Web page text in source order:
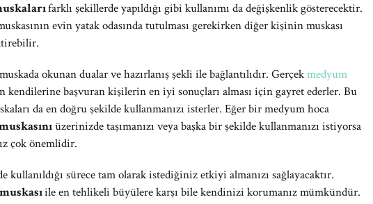
farklı şekillerde yapıldığı gibi kullanımı da değişkenlik gösterecektir.
evin yatak odasında tutulması gerekirken diğer kişinin muskası
okunan dualar ve hazırlanış şekli ile bağlantılıdır. Gerçekmedyum
kendilerine başvuran kişilerin en iyi sonuçları alması için gayret ederler. Bu
da en doğru şekilde kullanmanızı isterler. Eğer bir medyum hoca
üzerinizde taşımanızı veya başka bir şekilde kullanmanızı istiyorsa
çok önemlidir.
kullanıldığı sürece tam olarak istediğiniz etkiyi almanızı sağlayacaktır.
ile en tehlikeli büyülere karşı bile kendinizi korumanız mümkündür.